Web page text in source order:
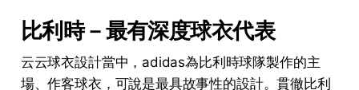
比利時－最有深度球衣代表
云云球衣設計當中，adidas為比利時球隊製作的主
場、作客球衣，可說是最具故事性的設計。貫徹比利